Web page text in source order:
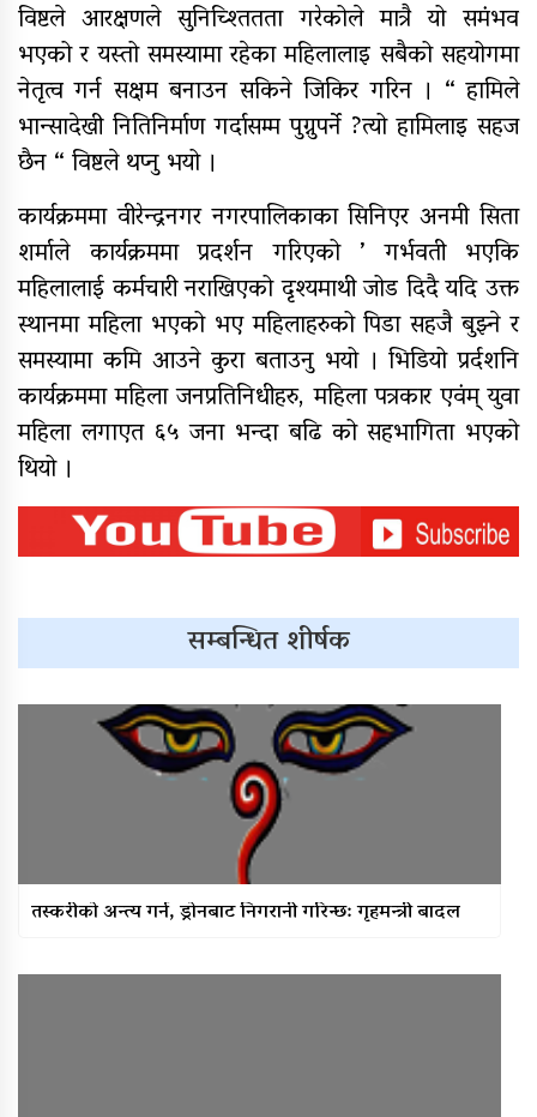
विष्टले आरक्षणले सुनिच्श्तितता गरेकोले मात्रै यो समंभव
भएको र यस्तो समस्यामा रहेका महिलालाइ सबैको सहयोगमा
नेतृत्व गर्न सक्षम बनाउन सकिने जिकिर गरिन । “ हामिले
भान्सादेखी नितिनिर्माण गर्दासम्म पुग्नुपर्ने ?त्यो हामिलाइ सहज
छैन “ विष्टले थप्नु भयो ।
कार्यक्रममा वीरेन्द्रनगर नगरपालिकाका सिनिएर अनमी सिता
शर्माले कार्यक्रममा प्रदर्शन गरिएको ’ गर्भवती भएकि
महिलालाई कर्मचारी नराखिएको दृश्यमाथी जोड दिदै यदि उक्त
स्थानमा महिला भएको भए महिलाहरुको पिडा सहजै बुझ्ने र
समस्यामा कमि आउने कुरा बताउनु भयो । भिडियो प्रर्दशनि
कार्यक्रममा महिला जनप्रतिनिधीहरु, महिला पत्रकार एवंम् युवा
महिला लगाएत ६५ जना भन्दा बढि को सहभागिता भएको
थियो ।
सम्बन्धित शीर्षक
तस्करीको अन्त्य गर्न, ड्रोनबाट निगरानी गरिन्छ: गृहमन्त्री बादल